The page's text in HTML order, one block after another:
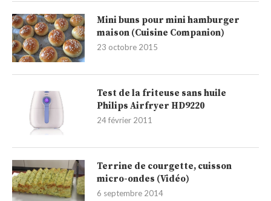
Mini buns pour mini hamburger
maison (Cuisine Companion)
23 octobre 2015
Test de la friteuse sans huile
Philips Airfryer HD9220
24 février 2011
Terrine de courgette, cuisson
micro-ondes (Vidéo)
6 septembre 2014